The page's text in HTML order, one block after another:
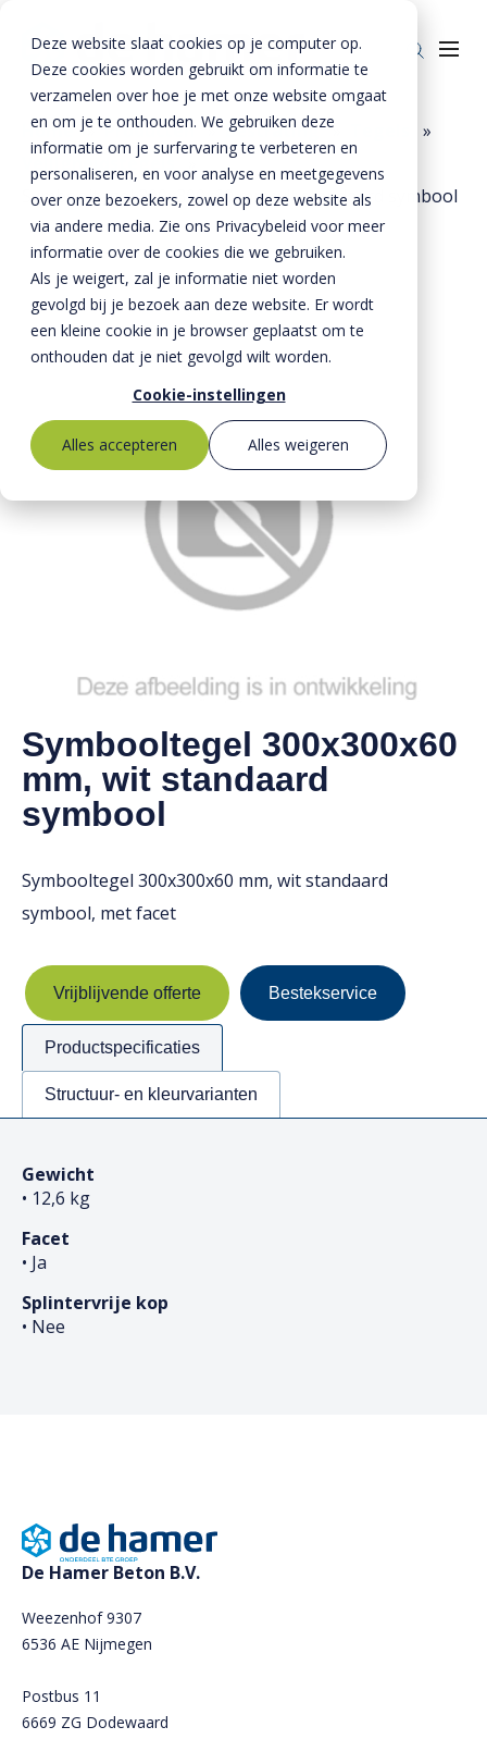
Deze website slaat cookies op je computer op.
Deze cookies worden gebruikt om informatie te
verzamelen over hoe je met onze website omgaat
en om je te onthouden. We gebruiken deze
informatie om je surfervaring te verbeteren en
personaliseren, en voor analyse en meetgegevens
over onze bezoekers, zowel op deze website als
via andere media. Zie ons Privacybeleid voor meer
informatie over de cookies die we gebruiken.
Als je weigert, zal je informatie niet worden
gevolgd bij je bezoek aan deze website. Er wordt
een kleine cookie in je browser geplaatst om te
onthouden dat je niet gevolgd wilt worden.
Cookie-instellingen
Alles accepteren
Alles weigeren
Bestekservice
Producten
Riolering
Bestrating
Oplossingen
BTE Groep
Onze verhalen
Over ons
MVO
Kernwaarden
Mission statement
Home »Producten » Bestrating »
»
Veiligheidstegels
Symbooltegel 300x300x60 mm wit standaard symbool
Symbooltegel 300x300x60
mm, wit standaard
symbool
Symbooltegel 300x300x60 mm, wit standaard
symbool, met facet
Vrijblijvende offerte Bestekservice
Productspecificaties
Structuur- en kleurvarianten
Gewicht
• 12,6 kg
Facet
• Ja
Splintervrije kop
• Nee
De Hamer Beton B.V.
Weezenhof 9307
6536 AE Nijmegen
Postbus 11
6669 ZG Dodewaard